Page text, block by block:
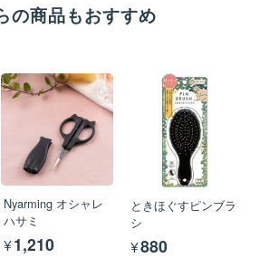
の商品もおすすめ
Nyarming オシャレ
ハサミ
¥1,210
ときほぐすピンブラ
シ
¥880